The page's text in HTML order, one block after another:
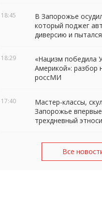
18:45
В Запорожье
который поджег
диверсию и
18:29
«Нацизм победила
Америкой»: разбор
россМИ
17:40
Мастер-классы,
Запорожье
трехдневный
Все